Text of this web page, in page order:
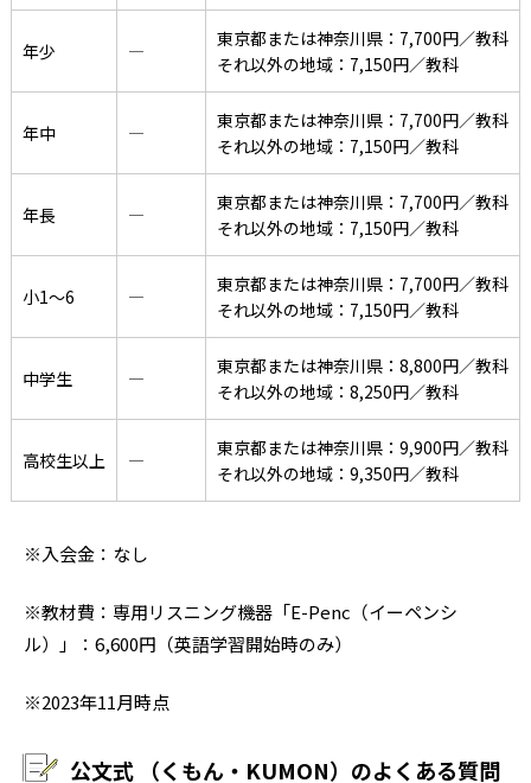
年少 ―
東京都または神奈川県：7,700円／教科
それ以外の地域：7,150円／教科
年中 ―
東京都または神奈川県：7,700円／教科
それ以外の地域：7,150円／教科
年長 ―
東京都または神奈川県：7,700円／教科
それ以外の地域：7,150円／教科
小1〜6 ―
東京都または神奈川県：7,700円／教科
それ以外の地域：7,150円／教科
中学生 ―
東京都または神奈川県：8,800円／教科
それ以外の地域：8,250円／教科
高校生以上 ―
東京都または神奈川県：9,900円／教科
それ以外の地域：9,350円／教科
※入会金：なし
※教材費：専用リスニング機器「E-Penc（イーペンシ
ル）」：6,600円（英語学習開始時のみ）
※2023年11月時点
公文式 （くもん・KUMON）のよくある質問